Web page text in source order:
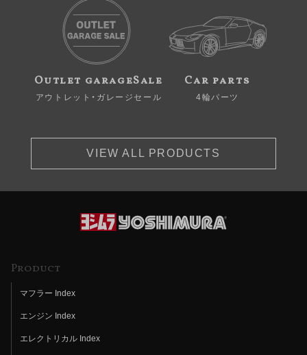
Outlet garageSale
アウトレット・ガレージセール
Car parts
4輪パーツ
VIEW ALL PRODUCTS
Product
マフラー Index
エンジン Index
エレクトリカル Index